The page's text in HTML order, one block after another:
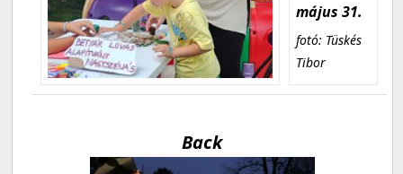
május 31.
fotó: Tüskés
Tibor
Back